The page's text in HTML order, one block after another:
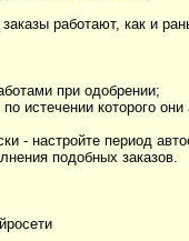
работают, как и
при одобрении;
истечении которого
- настройте период
подобных заказов.